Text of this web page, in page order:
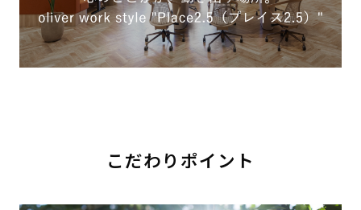
こだわりポイント